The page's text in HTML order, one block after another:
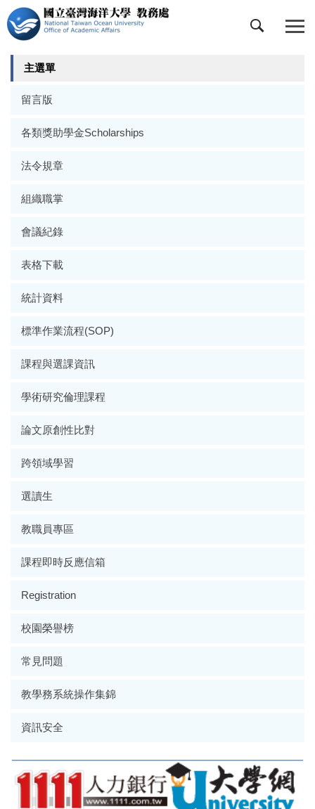
跳
到
主
要
主選單
留言版
各類獎助學金Scholarships
法令規章
組織職掌
會議紀錄
表格下載
統計資料
標準作業流程(SOP)
課程與選課資訊
學術研究倫理課程
論文原創性比對
跨領域學習
選讀生
教職員專區
課程即時反應信箱
Registration
校園榮譽榜
常見問題
教學務系統操作集錦
資訊安全